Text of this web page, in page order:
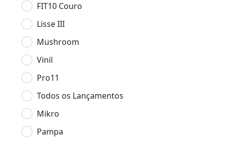
FIT10 Couro
Lisse III
Mushroom
Vinil
Pro11
Todos os Lançamentos
Mikro
Pampa